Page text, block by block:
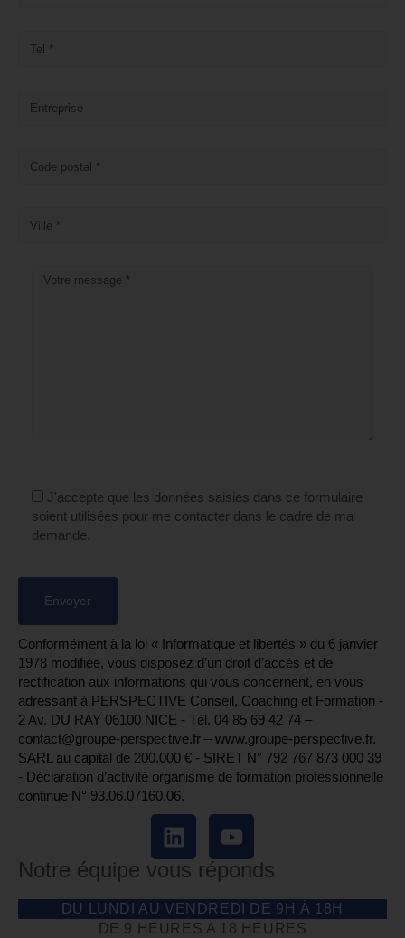
J'accepte que les données saisies dans ce formulaire
soient utilisées pour me contacter dans le cadre de ma
demande.
Conformément à la loi « Informatique et libertés » du 6 janvier
1978 modifiée, vous disposez d’un droit d’accès et de
rectification aux informations qui vous concernent, en vous
adressant à PERSPECTIVE Conseil, Coaching et Formation -
2 Av. DU RAY 06100 NICE - Tél. 04 85 69 42 74⁩ –
contact@groupe-perspective.fr – www.groupe-perspective.fr.
SARL au capital de 200.000 € - SIRET N° 792 767 873 000 39
- Déclaration d’activité organisme de formation professionnelle
continue N° 93.06.07160.06.
Notre équipe vous réponds
DU LUNDI AU VENDREDI DE 9H À 18H
DE 9 HEURES A 18 HEURES